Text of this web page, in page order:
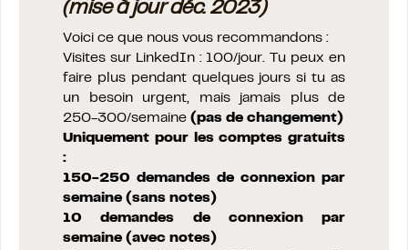
(mise à jour déc. 2023)
Voici ce que nous vous recommandons :
Visites sur LinkedIn : 100/jour. Tu peux en
faire plus pendant quelques jours si tu as
un besoin urgent, mais jamais plus de
250-300/semaine (pas de changement)
Uniquement pour les comptes gratuits
:
150-250 demandes de connexion par
semaine (sans notes)
10 demandes de connexion par
semaine (avec notes)